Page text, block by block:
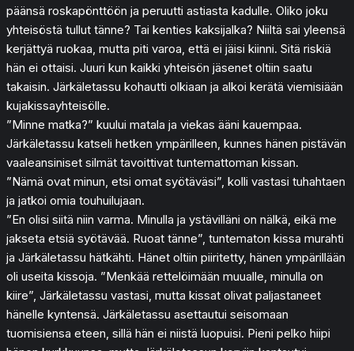
päänsä roskapönttöön ja peruutti astiasta kadulle. Oliko joku
yhteisöstä tullut tänne? Tai kenties kaksijalka? Niiltä sai yleensä
kerjättyä ruokaa, mutta piti varoa, että ei jäisi kiinni. Sitä riskiä
hän ei ottaisi. Juuri kun kaikki yhteisön jäsenet oltiin saatu
takaisin. Järkäletassu kohautti olkiaan ja alkoi kerätä viemisiään
kujakissayhteisölle.
”Minne matka?” kuului matala ja viekas ääni kauempaa.
Järkäletassu katseli hetken ympärilleen, kunnes hänen pistävän
vaaleansiniset silmät tavoittivat tuntemattoman kissan.
”Nämä ovat minun, etsi omat syötäväsi”, kolli vastasi tuhahtaen
ja jatkoi omia touhuilujaan.
”En olisi siitä niin varma. Minulla ja ystävilläni on nälkä, eikä me
jakseta etsiä syötävää. Ruoat tänne”, tuntematon kissa murahti
ja Järkäletassu hätkähti. Hänet oltiin piiritetty, hänen ympärillään
oli useita kissoja. ”Menkää rettelöimään muualle, minulla on
kiire”, Järkäletassu vastasi, mutta kissat olivat paljastaneet
hänelle kyntensä. Järkäletassu asettautui seisomaan
tuomisiensa eteen, sillä hän ei niistä luopuisi. Pieni pelko hiipi